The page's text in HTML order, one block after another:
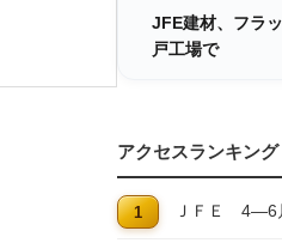
JFE建材、フラ
戸工場で
アクセスランキング
ＪＦＥ 4―6